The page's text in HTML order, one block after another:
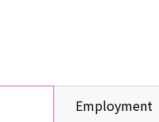
Employment